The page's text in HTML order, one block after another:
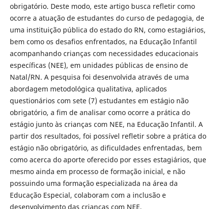
obrigatório. Deste modo, este artigo busca refletir como
ocorre a atuação de estudantes do curso de pedagogia, de
uma instituição pública do estado do RN, como estagiários,
bem como os desafios enfrentados, na Educação Infantil
acompanhando crianças com necessidades educacionais
específicas (NEE), em unidades públicas de ensino de
Natal/RN. A pesquisa foi desenvolvida através de uma
abordagem metodológica qualitativa, aplicados
questionários com sete (7) estudantes em estágio não
obrigatório, a fim de analisar como ocorre a prática do
estágio junto às crianças com NEE, na Educação Infantil. A
partir dos resultados, foi possível refletir sobre a prática do
estágio não obrigatório, as dificuldades enfrentadas, bem
como acerca do aporte oferecido por esses estagiários, que
mesmo ainda em processo de formação inicial, e não
possuindo uma formação especializada na área da
Educação Especial, colaboram com a inclusão e
desenvolvimento das crianças com NEE.